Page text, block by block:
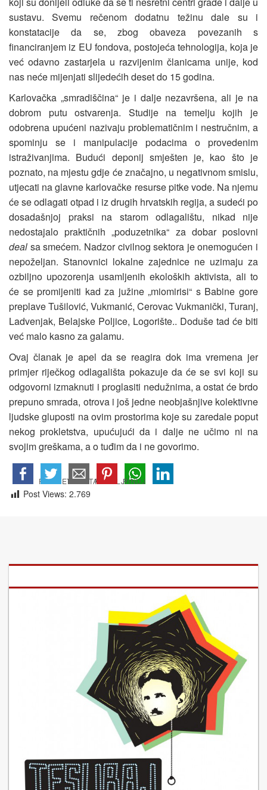
sustavu. Svemu rečenom dodatnu težinu dale su i
konstatacije da se, zbog obaveza povezanih s
financiranjem iz EU fondova, postojeća tehnologija, koja je
već odavno zastarjela u razvijenim članicama unije, kod
nas neće mijenjati slijedećih deset do 15 godina.
Karlovačka „smradiščina“ je i dalje nezavršena, ali je na
dobrom putu ostvarenja. Studije na temelju kojih je
odobrena upućeni nazivaju problematičnim i nestručnim, a
spominju se i manipulacije podacima o provedenim
istraživanjima. Budući deponij smješten je, kao što je
poznato, na mjestu gdje će značajno, u negativnom smislu,
utjecati na glavne karlovačke resurse pitke vode. Na njemu
će se odlagati otpad i iz drugih hrvatskih regija, a sudeći po
dosadašnjoj praksi na starom odlagalištu, nikad nije
nedostajalo praktičnih „poduzetnika“ za dobar poslovni
deal sa smećem. Nadzor civilnog sektora je onemogućen i
nepoželjan. Stanovnici lokalne zajednice ne uzimaju za
ozbiljno upozorenja usamljenih ekoloških aktivista, ali to
će se promijeniti kad za južine „miomirisi“ s Babine gore
preplave Tušilović, Vukmanić, Cerovac Vukmanički, Turanj,
Ladvenjak, Belajske Poljice, Logorište.. Doduše tad će biti
već malo kasno za galamu.
Ovaj članak je apel da se reagira dok ima vremena jer
primjer riječkog odlagališta pokazuje da će se svi koji su
odgovorni izmaknuti i proglasiti nedužnima, a ostat će brdo
prepuno smrada, otrova i još jedne neobjašnjive kolektivne
ljudske gluposti na ovim prostorima koje su zaredale poput
nekog prokletstva, upućujući da i dalje ne učimo ni na
svojim greškama, a o tuđim da i ne govorimo.
Post Views: 2.769